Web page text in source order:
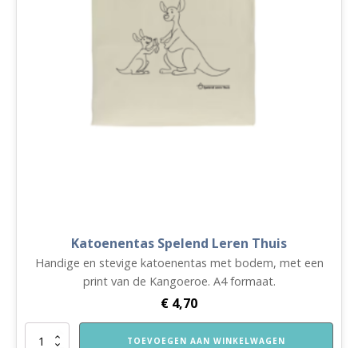
Katoenentas Spelend Leren Thuis
Handige en stevige katoenentas met bodem, met een
print van de Kangoeroe. A4 formaat.
€ 4,70
Katoenentas
TOEVOEGEN AAN WINKELWAGEN